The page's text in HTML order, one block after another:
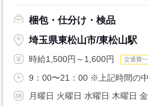
梱包・仕分け・検品
埼玉県東松山市/東松山駅
時給1,500円～1,600円 交通費
9：00〜21：00 ※上記時間の中
月曜日 火曜日 水曜日 木曜日